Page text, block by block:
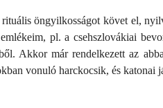
öngyilkosságot követ el,
pl. a csehszlovákiai
Akkor már rendelkezett az
vonuló harckocsik, és katonai